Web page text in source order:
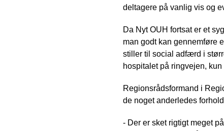
deltagere på vanlig vis og
Da Nyt OUH fortsat er et
man godt kan gennemføre
stiller til social adfærd i
hospitalet på ringvejen, kun
Regionsrådsformand i
de noget anderledes
- Der er sket rigtigt meget